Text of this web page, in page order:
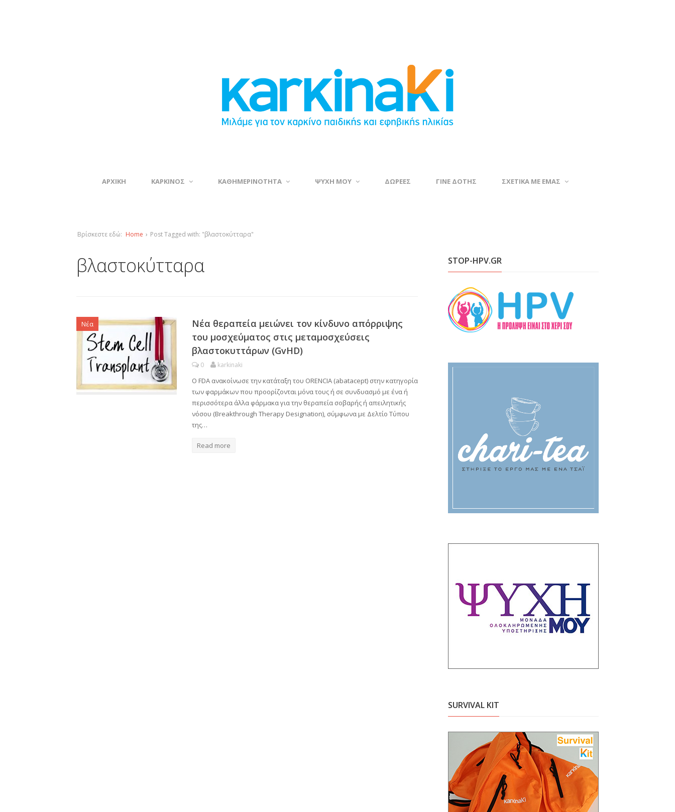
ΑΡΧΙΚΗ ΚΑΡΚΙΝΟΣ ΚΑΘΗΜΕΡΙΝΟΤΗΤΑ ΨΥΧΗ ΜΟΥ ΔΩΡΕΕΣ ΓΙΝΕ ΔΟΤΗΣ ΣΧΕΤΙΚΑ ΜΕ ΕΜΑΣ
Βρίσκεστε εδώ: Home › Post Tagged with: "βλαστοκύτταρα"
βλαστοκύτταρα
Νέα
Νέα θεραπεία μειώνει τον κίνδυνο απόρριψης
του μοσχεύματος στις μεταμοσχεύσεις
βλαστοκυττάρων (GvHD)
0 karkinaki
Ο FDA ανακοίνωσε την κατάταξη του ORENCIA (abatacept) στην κατηγορία
των φαρμάκων που προορίζονται μόνα τους ή σε συνδυασμό με ένα ή
περισσότερα άλλα φάρμακα για την θεραπεία σοβαρής ή απειλητικής
νόσου (Breakthrough Therapy Designation), σύμφωνα με Δελτίο Τύπου
της…
Read more
STOP-HPV.GR
SURVIVAL KIT